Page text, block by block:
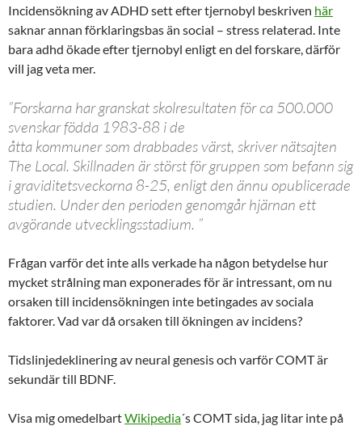
Incidensökning av ADHD sett efter tjernobyl beskriven här
saknar annan förklaringsbas än social – stress relaterad. Inte
bara adhd ökade efter tjernobyl enligt en del forskare, därför
vill jag veta mer.
”Forskarna har granskat skolresultaten för ca 500.000
svenskar födda 1983-88 i de
åtta kommuner som drabbades värst, skriver nätsajten
The Local. Skillnaden är störst för gruppen som befann sig
i graviditetsveckorna 8-25, enligt den ännu opublicerade
studien. Under den perioden genomgår hjärnan ett
avgörande utvecklingsstadium. ”
Frågan varför det inte alls verkade ha någon betydelse hur
mycket strålning man exponerades för är intressant, om nu
orsaken till incidensökningen inte betingades av sociala
faktorer. Vad var då orsaken till ökningen av incidens?
Tidslinjedeklinering av neural genesis och varför COMT är
sekundär till BDNF.
Visa mig omedelbartWikipedia´s COMT sida, jag litar inte på